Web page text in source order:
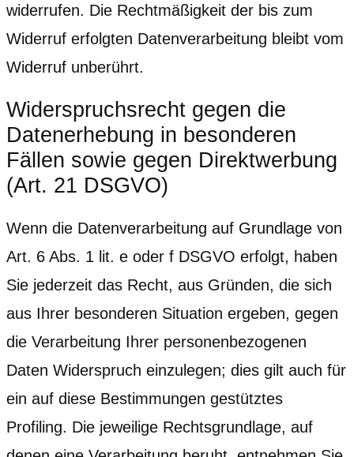
widerrufen. Die Rechtmäßigkeit der bis zum
Widerruf erfolgten Datenverarbeitung bleibt vom
Widerruf unberührt.
Widerspruchsrecht gegen die
Datenerhebung in besonderen
Fällen sowie gegen Direktwerbung
(Art. 21 DSGVO)
Wenn die Datenverarbeitung auf Grundlage von
Art. 6 Abs. 1 lit. e oder f DSGVO erfolgt, haben
Sie jederzeit das Recht, aus Gründen, die sich
aus Ihrer besonderen Situation ergeben, gegen
die Verarbeitung Ihrer personenbezogenen
Daten Widerspruch einzulegen; dies gilt auch für
ein auf diese Bestimmungen gestütztes
Profiling. Die jeweilige Rechtsgrundlage, auf